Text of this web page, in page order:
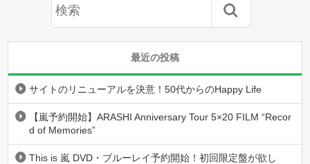
最近の投稿
サイトのリニューアルを決意！50代からのHappy Life
【嵐予約開始】ARASHI Anniversary Tour 5×20 FILM “Recor
d of Memories”
This is 嵐 DVD・ブルーレイ予約開始！初回限定盤が欲し